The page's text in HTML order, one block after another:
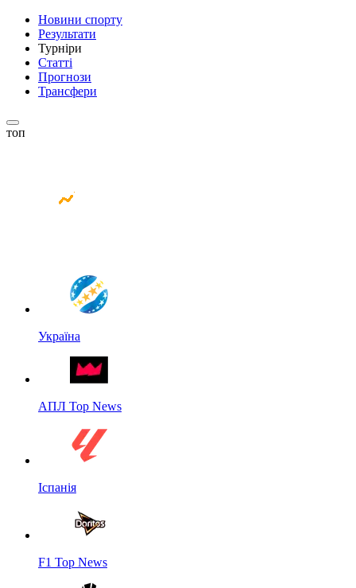
Новини спорту
Результати
Турніри
Статті
Прогнози
Трансфери
топ
Україна
АПЛ Top News
Іспанія
F1 Top News